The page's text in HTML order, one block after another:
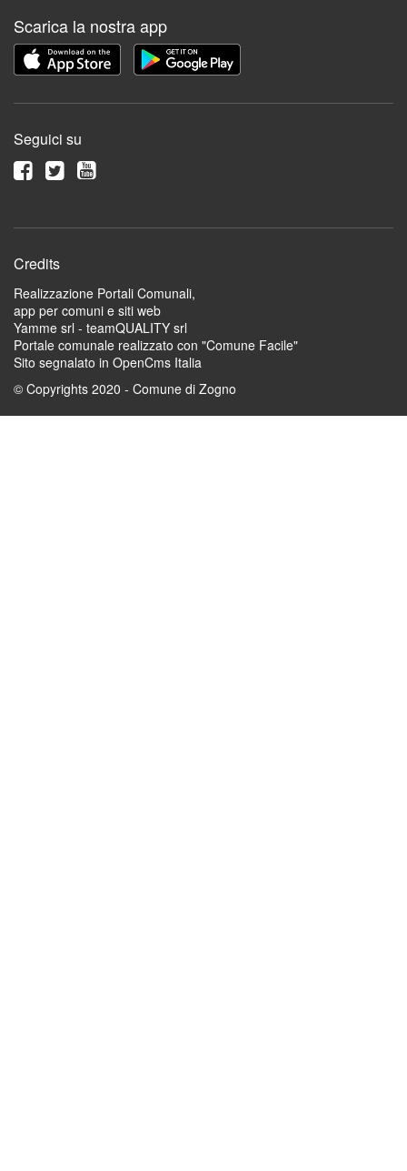
Scarica la nostra app
Seguici su
Credits
Realizzazione Portali Comunali,
app per comuni e siti web
Yamme srl - teamQUALITY srl
Portale comunale realizzato con "Comune Facile"
Sito segnalato in OpenCms Italia
© Copyrights 2020 - Comune di Zogno